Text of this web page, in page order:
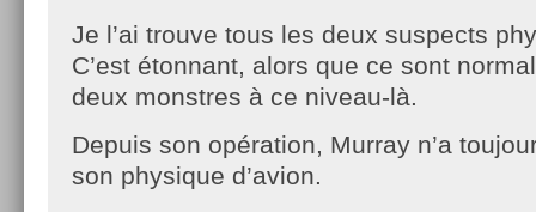
Je l’ai trouve tous les deux suspects
C’est étonnant, alors que ce sont
deux monstres à ce niveau-là.
Depuis son opération, Murray n’a
son physique d’avion.